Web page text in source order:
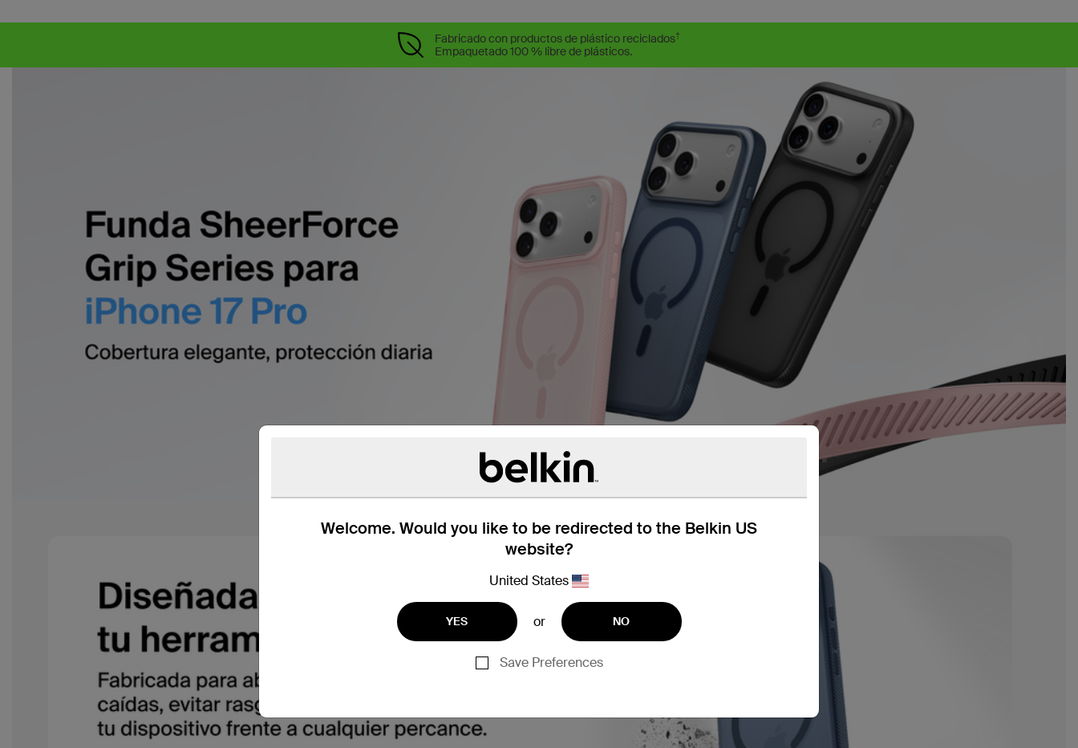
Welcome. Would you like to be redirected to the Belkin US
website?
United States
YES or NO
Save Preferences
Fabricado con productos de plástico reciclados†
Empaquetado 100 % libre de plásticos.